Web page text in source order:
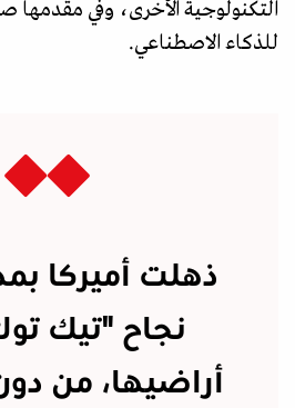
التكنولوجية الأخرى، وفي مقدمها
للذكاء الاصطناعي.
ذهلت أميركا
نجاح "تيك
أراضيها، من